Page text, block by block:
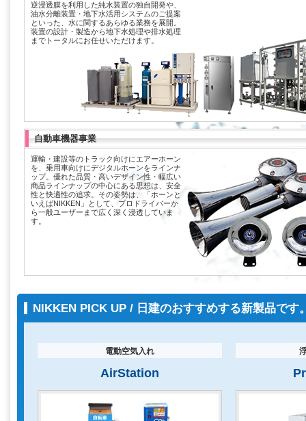
逆浸透膜を利用した純水装置の独自開発や、
油水分離装置・地下水活用システムのご提案
といった、水に関するあらゆる業務を展開。
装置の設計・製造から地下水処理や排水処理
までトータルにお任せいただけます。
自動車機器事業
運輸・建設等のトラック向けにエアーホーン
を、乗用車向けにデジタルホーンをラインナ
ップ。優れた品質・高いデザイン性・幅広い
商品ラインナップの中心にある思想は、安全
性と快適性の追求。その姿勢は、「ホーンと
いえばNIKKEN」として、プロドライバーか
ら一般ユーザーまで広く深く浸透していま
す。
NIKKEN PICK UP / 日建のおすすめする新製品です
電動空気入れ
AirStation